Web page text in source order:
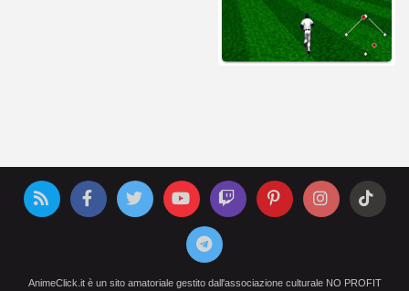
AnimeClick.it è un sito amatoriale gestito dall'associazione culturale NO PROFIT